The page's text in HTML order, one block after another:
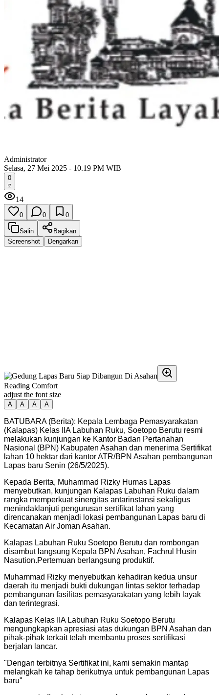
Administrator
Selasa, 27 Mei 2025 - 10.19 PM WIB
0
14
0 0 0
Salin
Bagikan
Screenshot
Dengarkan
Reading Comfort
adjust the font size
A A A A
BATUBARA (Berita): Kepala Lembaga Pemasyarakatan
(Kalapas) Kelas IIA Labuhan Ruku, Soetopo Berutu resmi
melakukan kunjungan ke Kantor Badan Pertanahan
Nasional (BPN) Kabupaten Asahan dan menerima Sertifikat
lahan 10 hektar dari kantor ATR/BPN Asahan pembangunan
Lapas baru Senin (26/5/2025).
Kepada Berita, Muhammad Rizky Humas Lapas
menyebutkan, kunjungan Kalapas Labuhan Ruku dalam
rangka memperkuat sinergitas antarinstansi sekaligus
menindaklanjuti pengurusan sertifikat lahan yang
direncanakan menjadi lokasi pembangunan Lapas baru di
Kecamatan Air Joman Asahan.
Kalapas Labuhan Ruku Soetopo Berutu dan rombongan
disambut langsung Kepala BPN Asahan, Fachrul Husin
Nasution.Pertemuan berlangsung produktif.
Muhammad Rizky menyebutkan kehadiran kedua unsur
daerah itu menjadi bukti dukungan lintas sektor terhadap
pembangunan fasilitas pemasyarakatan yang lebih layak
dan terintegrasi.
Kalapas Kelas IIA Labuhan Ruku Soetopo Berutu
mengungkapkan apresiasi atas dukungan BPN Asahan dan
pihak-pihak terkait telah membantu proses sertifikasi
berjalan lancar.
"Dengan terbitnya Sertifikat ini, kami semakin mantap
melangkah ke tahap berikutnya untuk pembangunan Lapas
baru"